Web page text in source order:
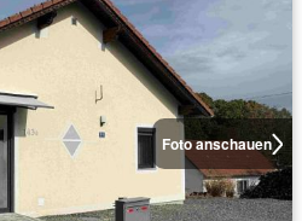
Foto anschauen